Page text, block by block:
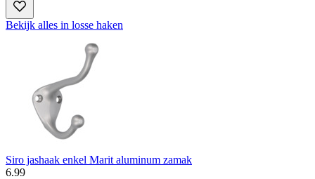
Bekijk alles in losse haken
Siro jashaak enkel Marit aluminum zamak
6.99